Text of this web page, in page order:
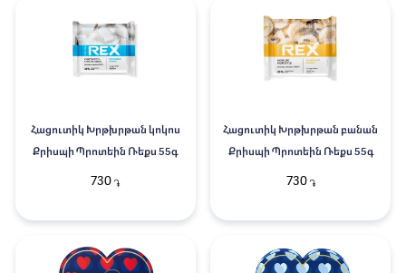
Հացուտիկ Խրթխրթան կոկոս
Քրիսպի Պրոտեին Ռեքս 55գ
730 ֏
Հացուտիկ Խրթխրթան բանան
Քրիսպի Պրոտեին Ռեքս 55գ
730֏